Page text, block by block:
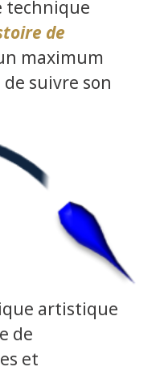
technique
de
maximum
suivre son
artistique
de
et